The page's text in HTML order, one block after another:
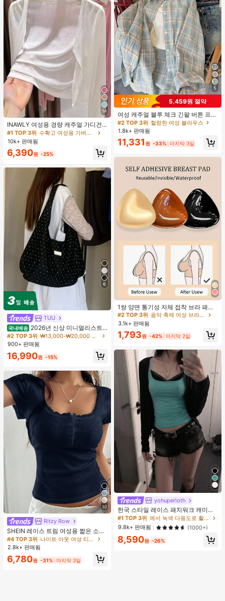
14
INAWLY 여성용 경량 캐주얼 가디건,
여름
#1 TOP 3위
수확고 여성용 가벼운 카디건
10k+ 판매됨
6,390원 -25%
6
TUU
국내배송 2026년 신상 미니멀리스트
도트 캔버스 토트백, 대용량 캐주얼 다
용도 통근 숄더 핸드백
#2 TOP 3위
₩13,000-₩20,000 여성 숄더백
900+ 판매됨
16,990원 -15%
10
Ritzy Row
SHEIN 레이스 트림 여성용 짧은 소매
티셔츠, 슬림핏 여름 새 3버튼 전면 반
소매 탑
#4 TOP 3위
나이트 아웃 여성 티셔츠
2.8k+ 판매됨
6,780원 -31% 마지막 3일
5
5,459원 절약
여성 캐주얼 블루 체크 긴팔 버튼 프론
트 폴리에스터 셔츠, 레귤러 핏, 봄 의
류, 편안한 스타일
#2 TOP 3위 헐렁한 여성 블라우스
1.8k+ 판매됨
11,331 원 -33% 마지막 3일
1쌍 양면 통기성 자체 접착 브라 패드,
두꺼워진 삼각형 푸쉬업 디자인, 재사
용 가능, 보이지 않는 비키니 브라 삽
입물, 수영에 적합
#2 TOP 3위
음악 축제 여성 브라 액세서리
거의 매진!
#2 TOP 3위
음악 축제 여성 브라 액세서리
거의 매진!
#2 TOP 3위
음악 축제 여성 브라 액세서리
거의 매진!
#2 TOP 3위
3.1k+ 판매됨
1,793원 -42% 마지막 2일
yohuperloth
한국 스타일 레이스 패치워크 캐미솔
탱크 탑, Y2K 에스테틱, 스트리트웨어
캐주얼 여름
#1 TOP 3위
에서 녹색 다용도로 활용 가능한 데일리 탑
9.8k+ 판매됨
(1000+)
8,590원 -26%